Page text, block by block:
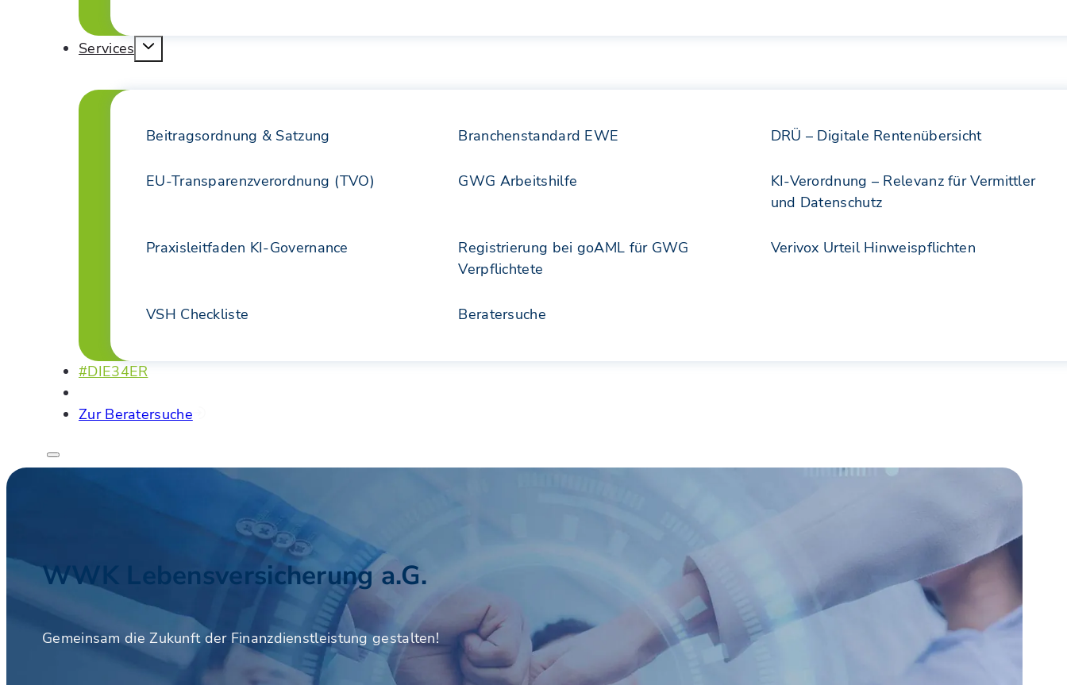
Services
Beitragsordnung & Satzung Branchenstandard EWE DRÜ – Digitale Rentenübersicht
EU-Transparenzverordnung (TVO) GWG Arbeitshilfe
KI-Verordnung – Relevanz für Vermittler
und Datenschutz
Praxisleitfaden KI-Governance
Registrierung bei goAML für GWG
Verpflichtete
Verivox Urteil Hinweispflichten
VSH Checkliste Beratersuche
#DIE34ER
Zur Beratersuche
WWK Lebensversicherung a.G.
Gemeinsam die Zukunft der Finanzdienstleistung gestalten!